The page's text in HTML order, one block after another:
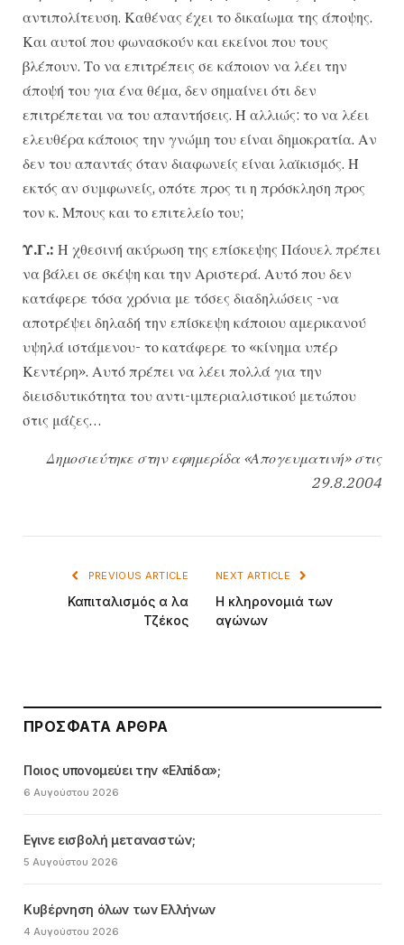
αντιπολίτευση. Καθένας έχει το δικαίωμα της άποψης.
Και αυτοί που φωνασκούν και εκείνοι που τους
βλέπουν. Το να επιτρέπεις σε κάποιον να λέει την
άποψή του για ένα θέμα, δεν σημαίνει ότι δεν
επιτρέπεται να του απαντήσεις. Ή αλλιώς: το να λέει
ελευθέρα κάποιος την γνώμη του είναι δημοκρατία. Αν
δεν του απαντάς όταν διαφωνείς είναι λαϊκισμός. Ή
εκτός αν συμφωνείς, οπότε προς τι η πρόσκληση προς
τον κ. Μπους και το επιτελείο του;
Υ.Γ.: Η χθεσινή ακύρωση της επίσκεψης Πάουελ πρέπει
να βάλει σε σκέψη και την Αριστερά. Αυτό που δεν
κατάφερε τόσα χρόνια με τόσες διαδηλώσεις -να
αποτρέψει δηλαδή την επίσκεψη κάποιου αμερικανού
υψηλά ιστάμενου- το κατάφερε το «κίνημα υπέρ
Κεντέρη». Αυτό πρέπει να λέει πολλά για την
διεισδυτικότητα του αντι-ιμπεριαλιστικού μετώπου
στις μάζες…
Δημοσιεύτηκε στην εφημερίδα «Απογευματινή» στις
29.8.2004
PREVIOUS ARTICLE
Καπιταλισμός α λα
Τζέκος
NEXT ARTICLE
Η κληρονομιά των
αγώνων
ΠΡΌΣΦΑΤΑ ΆΡΘΡΑ
Ποιος υπονομεύει την «Ελπίδα»;
6 Αυγούστου 2026
Εγινε εισβολή μεταναστών;
5 Αυγούστου 2026
Κυβέρνηση όλων των Ελλήνων
4 Αυγούστου 2026